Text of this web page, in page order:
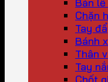
Chặn
Tay
Bánh
Thân
Tay
Chốt